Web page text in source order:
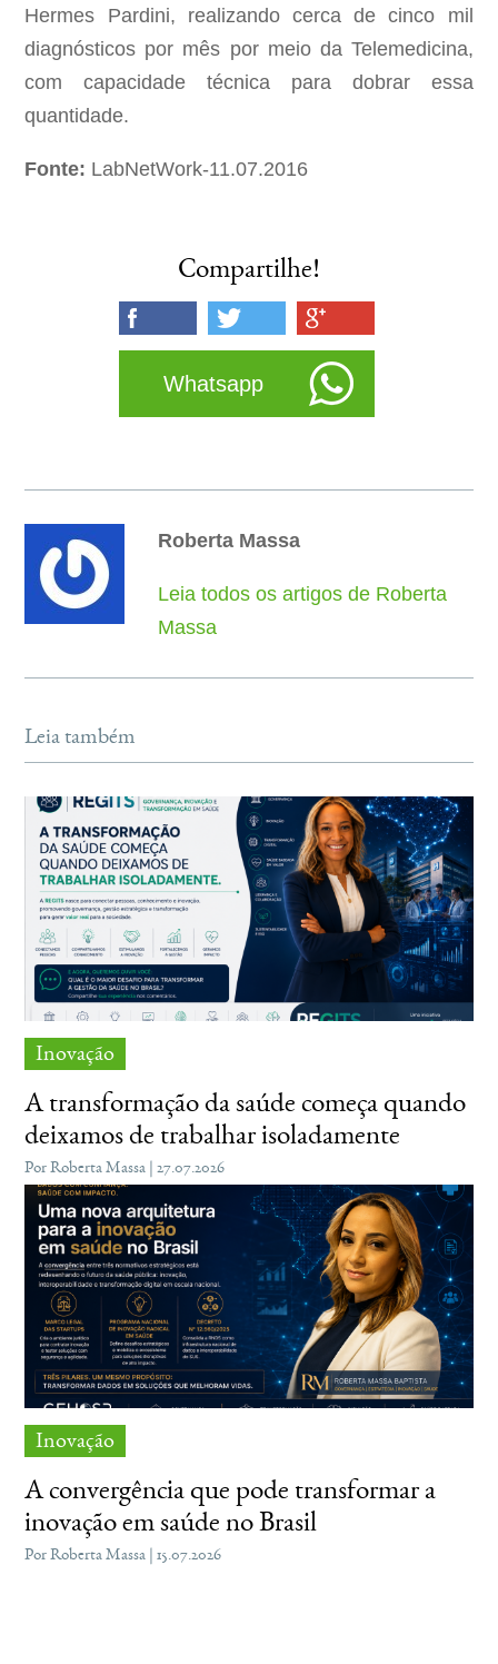
Hermes Pardini, realizando cerca de cinco mil
diagnósticos por mês por meio da Telemedicina,
com capacidade técnica para dobrar essa
quantidade.
Fonte: LabNetWork-11.07.2016
Compartilhe!
Whatsapp
Roberta Massa
Leia todos os artigos de Roberta
Massa
Leia também
Inovação
A transformação da saúde começa quando
deixamos de trabalhar isoladamente
Por Roberta Massa | 27.07.2026
Inovação
A convergência que pode transformar a
inovação em saúde no Brasil
Por Roberta Massa | 15.07.2026